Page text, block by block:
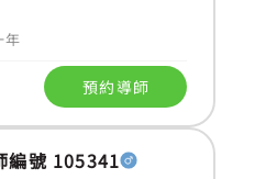
年
預約導師
編號 105341